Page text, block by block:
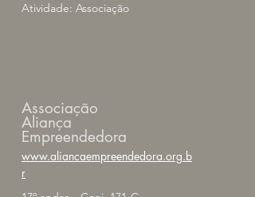
Atividade: Associação
Associação
Aliança
Empreendedora
www.aliancaempreendedora.org.b
r